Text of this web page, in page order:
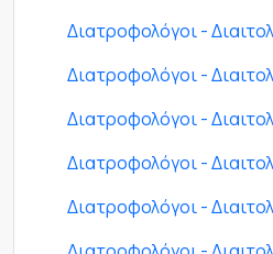
Διατροφολόγοι -
Διατροφολόγοι -
Διατροφολόγοι -
Διατροφολόγοι -
Διατροφολόγοι -